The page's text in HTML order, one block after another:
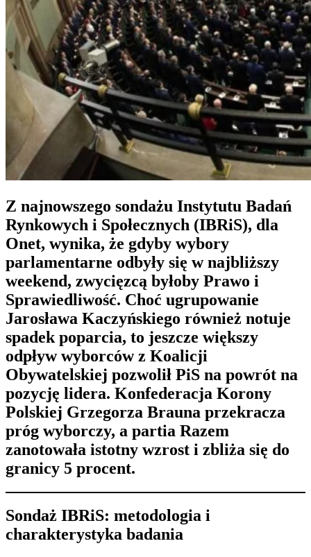
Z najnowszego sondażu Instytutu Badań
Rynkowych i Społecznych (IBRiS), dla
Onet, wynika, że gdyby wybory
parlamentarne odbyły się w najbliższy
weekend, zwycięzcą byłoby Prawo i
Sprawiedliwość. Choć ugrupowanie
Jarosława Kaczyńskiego również notuje
spadek poparcia, to jeszcze większy
odpływ wyborców z Koalicji
Obywatelskiej pozwolił PiS na powrót na
pozycję lidera. Konfederacja Korony
Polskiej Grzegorza Brauna przekracza
próg wyborczy, a partia Razem
zanotowała istotny wzrost i zbliża się do
granicy 5 procent.
Sondaż IBRiS: metodologia i
charakterystyka badania